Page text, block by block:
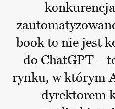
book to nie jest
do ChatGPT –
rynku, w którym
dyrektorem